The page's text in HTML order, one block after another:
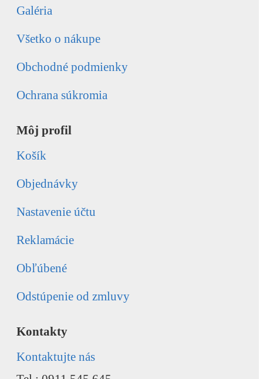
Galéria
Všetko o nákupe
Obchodné podmienky
Ochrana súkromia
Môj profil
Košík
Objednávky
Nastavenie účtu
Reklamácie
Obľúbené
Odstúpenie od zmluvy
Kontakty
Kontaktujte nás